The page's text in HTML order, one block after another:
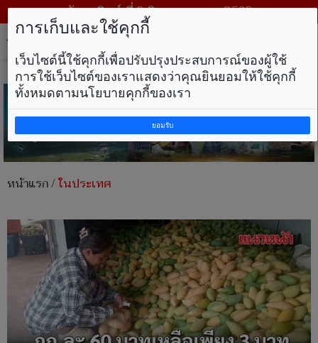
วันอาทิตย์ ที่ 9 สิงหาคม พ.ศ. 2569
หน้าแรก/ในประเทศ
การเก็บและใช้คุกกี้
เว็บไซต์นี้ใช้คุกกี้เพื่อปรับปรุงประสบการณ์ของผู้ใช้
การใช้เว็บไซต์ของเราแสดงว่าคุณยินยอมให้ใช้คุกกี้
ทั้งหมดตามนโยบายคุกกี้ของเรา
ยอมรับ